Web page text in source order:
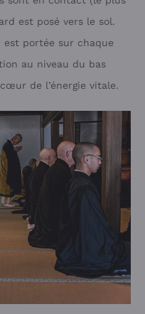
est posé vers le sol.
portée sur chaque
au niveau du bas
de l’énergie vitale.